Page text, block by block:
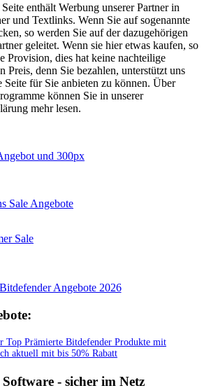
enthält Werbung unserer Partner in
und Textlinks. Wenn Sie auf sogenannte
so werden Sie auf der dazugehörigen
geleitet. Wenn sie hier etwas kaufen, so
Provision, dies hat keine nachteilige
Preis, denn Sie bezahlen, unterstützt uns
Seite für Sie anbieten zu können. Über
können Sie in unserer
mehr lesen.
Top Prämierte Bitdefender Produkte mit
aktuell mit bis 50% Rabatt
- sicher im Netz